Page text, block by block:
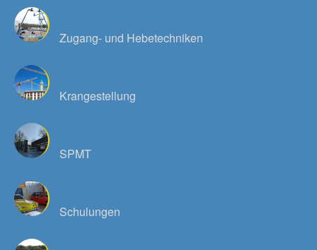
Zugang- und Hebetechniken
Krangestellung
SPMT
Schulungen